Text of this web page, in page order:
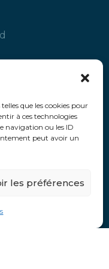
que les cookies pour
à ces technologies
navigation ou les ID
peut avoir un
les préférences